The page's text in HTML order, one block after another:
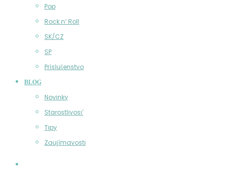
Pop
Rock n‘ Roll
SK/CZ
SP
Príslušenstvo
BLOG
Novinky
Starostlivosť
Tipy
Zaujímavosti